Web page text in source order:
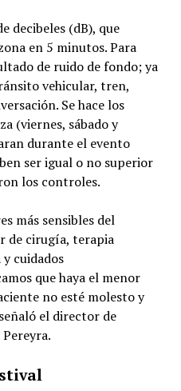
decibeles (dB), que
en 5 minutos. Para
de ruido de fondo; ya
vehicular, tren,
Se hace los
(viernes, sábado y
durante el evento
ser igual o no superior
los controles.
más sensibles del
de cirugía, terapia
cuidados
que haya el menor
no esté molesto y
el director de